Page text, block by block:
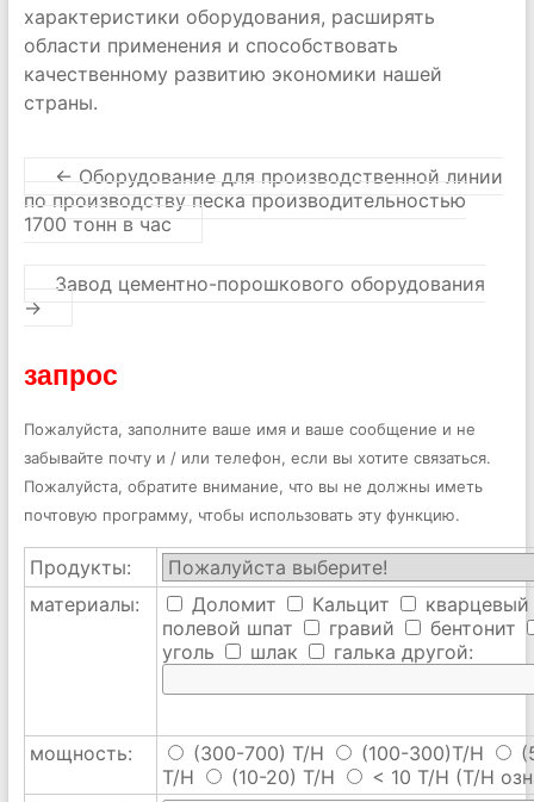
характеристики оборудования, расширять
области применения и способствовать
качественному развитию экономики нашей
страны.
← Оборудование для производственной линии
по производству песка производительностью
1700 тонн в час
Завод цементно-порошкового оборудования
→
запрос
Пожалуйста, заполните ваше имя и ваше сообщение и не
забывайте почту и / или телефон, если вы хотите связаться.
Пожалуйста, обратите внимание, что вы не должны иметь
почтовую программу, чтобы использовать эту функцию.
Продукты:
материалы:
Доломит Кальцит
кварцевый
полевой шпат
гравий
бентонит
уголь
шлак галька другой:
мощность: (300-700) T/H (100-300)T/H
T/H
(10-20) T/H < 10 T/H (T/H